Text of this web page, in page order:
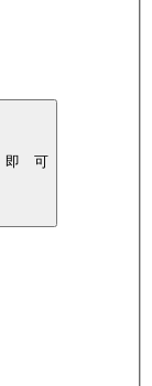
即 可